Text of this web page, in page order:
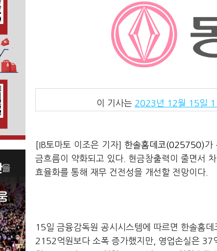
이 기사는 2023년 12월 15일
[IB토마토 이조은 기자] 한솔홈데코(025750)가
금흐름이 약화되고 있다. 현금창출력이 줄면서
효율화를 통해 재무 건전성을 개선할 전망이다.
15일 금융감독원 공시시스템에 따르면 한솔홈
2152억원보다 소폭 증가했지만, 영업손실은